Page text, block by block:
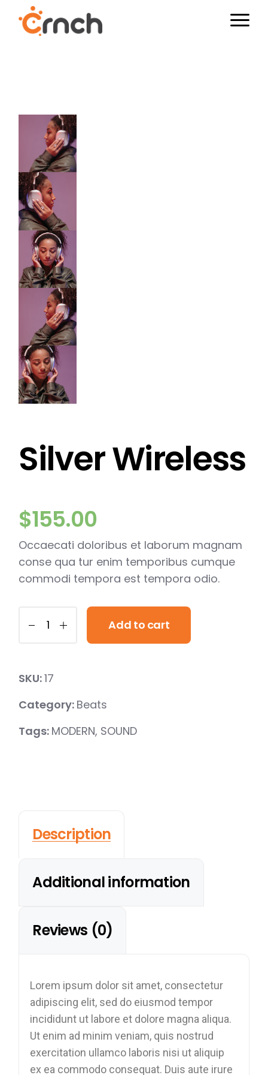
Silver Wireless
$155.00
Occaecati doloribus et laborum magnam
conse qua tur enim temporibus cumque
commodi tempora est tempora odio.
Add to cart
SKU:17
Category: Beats
Tags: MODERN, SOUND
Description
Additional information
Reviews (0)
Lorem ipsum dolor sit amet, consectetur
adipiscing elit, sed do eiusmod tempor
incididunt ut labore et dolore magna aliqua.
Ut enim ad minim veniam, quis nostrud
exercitation ullamco laboris nisi ut aliquip
ex ea commodo consequat. Duis aute irure